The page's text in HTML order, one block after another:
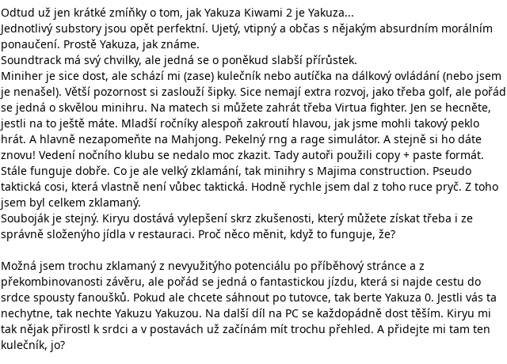
Odtud už jen krátké zmíňky o tom, jak Yakuza Kiwami 2 je Yakuza...
Jednotlivý substory jsou opět perfektní. Ujetý, vtipný a občas s nějakým absurdním morálním
ponaučení. Prostě Yakuza, jak známe.
Soundtrack má svý chvilky, ale jedná se o poněkud slabší přírůstek.
Miniher je sice dost, ale schází mi (zase) kulečník nebo autíčka na dálkový ovládání (nebo jsem
je nenašel). Větší pozornost si zaslouží šipky. Sice nemají extra rozvoj, jako třeba golf, ale pořád
se jedná o skvělou minihru. Na matech si můžete zahrát třeba Virtua fighter. Jen se hecněte,
jestli na to ještě máte. Mladší ročníky alespoň zakroutí hlavou, jak jsme mohli takový peklo
hrát. A hlavně nezapomeňte na Mahjong. Pekelný rng a rage simulátor. A stejně si ho dáte
znovu! Vedení nočního klubu se nedalo moc zkazit. Tady autoři použili copy + paste formát.
Stále funguje dobře. Co je ale velký zklamání, tak minihry s Majima construction. Pseudo
taktická cosi, která vlastně není vůbec taktická. Hodně rychle jsem dal z toho ruce pryč. Z toho
jsem byl celkem zklamaný.
Souboják je stejný. Kiryu dostává vylepšení skrz zkušenosti, který můžete získat třeba i ze
správně složenýho jídla v restauraci. Proč něco měnit, když to funguje, že?
Možná jsem trochu zklamaný z nevyužitýho potenciálu po příběhový stránce a z
překombinovanosti závěru, ale pořád se jedná o fantastickou jízdu, která si najde cestu do
srdce spousty fanoušků. Pokud ale chcete sáhnout po tutovce, tak berte Yakuza 0. Jestli vás ta
nechytne, tak nechte Yakuzu Yakuzou. Na další díl na PC se každopádně dost těším. Kiryu mi
tak nějak přirostl k srdci a v postavách už začínám mít trochu přehled. A přidejte mi tam ten
kulečník, jo?